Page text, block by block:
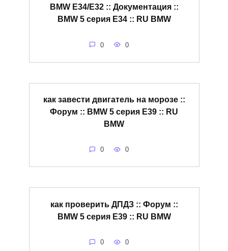
BMW E34/E32 :: Документация ::
BMW 5 серия E34 :: RU BMW
0 0
как завести двигатель на морозе ::
Форум :: BMW 5 серия E39 :: RU
BMW
0 0
как проверить ДПДЗ :: Форум ::
BMW 5 серия E39 :: RU BMW
0 0